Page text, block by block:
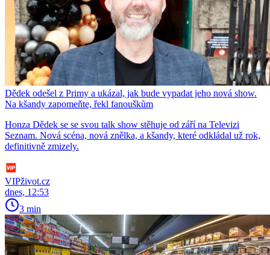
Dědek odešel z Primy a ukázal, jak bude vypadat jeho nová show.
Na kšandy zapomeňte, řekl fanouškům
Honza Dědek se se svou talk show stěhuje od září na Televizi
Seznam. Nová scéna, nová znělka, a kšandy, které odkládal už rok,
definitivně zmizely.
VIPživot.cz
dnes, 12:53
3 min